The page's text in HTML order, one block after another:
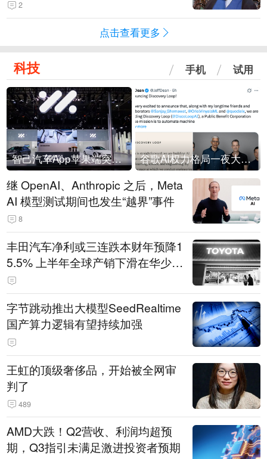
2
点击查看更多
科技 手机 试用
智己汽车App苹果端突然“下架” 谷歌AI权力格局一夜大洗牌
继 OpenAI、Anthropic 之后，Meta
AI 模型测试期间也发生“越界”事件
8
丰田汽车净利或三连跌本财年预降1
5.5% 上半年全球产销下滑在华少卖
14.3万辆
字节跳动推出大模型SeedRealtime
国产算力逻辑有望持续加强
王虹的顶级奢侈品，开始被全网审
判了
489
AMD大跌！Q2营收、利润均超预
期，Q3指引未满足激进投资者预期